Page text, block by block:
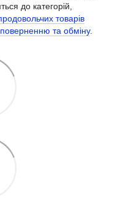
до категорій,
товарів
та обміну.